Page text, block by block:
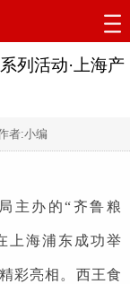
列活动·上海产
者:小编
主办的“齐鲁粮
上海浦东成功举
彩亮相。西王食